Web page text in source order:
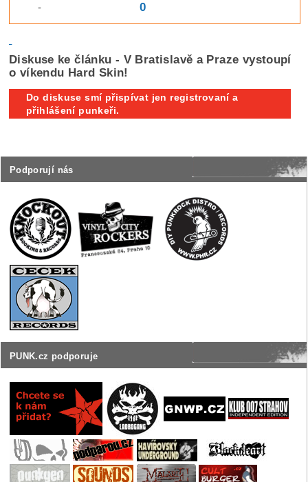
Podporují nás
PUNK.cz podporuje
- 0
Diskuse ke článku - V Bratislavě a Praze vystoupí
o víkendu Hard Skin!
Do diskuse smí přispívat jen registrovaní a
přihlášení punkeři.